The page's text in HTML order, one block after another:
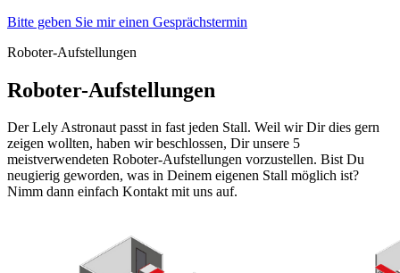
Bitte geben Sie mir einen Gesprächstermin
Roboter-Aufstellungen
Roboter-Aufstellungen
Der Lely Astronaut passt in fast jeden Stall. Weil wir Dir dies gern
zeigen wollten, haben wir beschlossen, Dir unsere 5
meistverwendeten Roboter-Aufstellungen vorzustellen. Bist Du
neugierig geworden, was in Deinem eigenen Stall möglich ist?
Nimm dann einfach Kontakt mit uns auf.